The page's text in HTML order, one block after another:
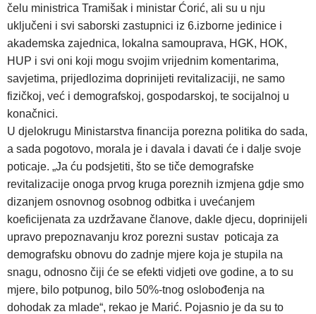
čelu ministrica Tramišak i ministar Ćorić, ali su u nju
uključeni i svi saborski zastupnici iz 6.izborne jedinice i
akademska zajednica, lokalna samouprava, HGK, HOK,
HUP i svi oni koji mogu svojim vrijednim komentarima,
savjetima, prijedlozima doprinijeti revitalizaciji, ne samo
fizičkoj, već i demografskoj, gospodarskoj, te socijalnoj u
konačnici.
U djelokrugu Ministarstva financija porezna politika do sada,
a sada pogotovo, morala je i davala i davati će i dalje svoje
poticaje. „Ja ću podsjetiti, što se tiče demografske
revitalizacije onoga prvog kruga poreznih izmjena gdje smo
dizanjem osnovnog osobnog odbitka i uvećanjem
koeficijenata za uzdržavane članove, dakle djecu, doprinijeli
upravo prepoznavanju kroz porezni sustav poticaja za
demografsku obnovu do zadnje mjere koja je stupila na
snagu, odnosno čiji će se efekti vidjeti ove godine, a to su
mjere, bilo potpunog, bilo 50%-tnog oslobođenja na
dohodak za mlade“, rekao je Marić. Pojasnio je da su to